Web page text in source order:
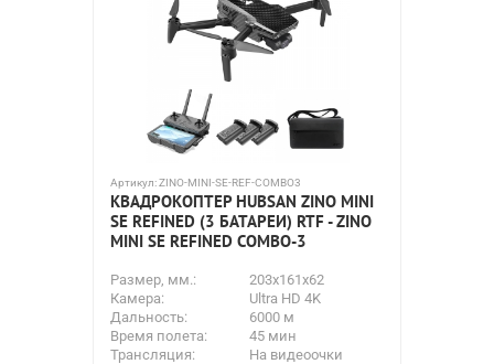
Артикул:ZINO-MINI-SE-REF-COMBO3
КВАДРОКОПТЕР HUBSAN ZINO MINI
SE REFINED (3 БАТАРЕИ) RTF - ZINO
MINI SE REFINED COMBO-3
Размер, мм.:
203x161x62
Камера:
Ultra HD 4K
Дальность:
6000 м
Время полета:
45 мин
Трансляция:
На видеоочки